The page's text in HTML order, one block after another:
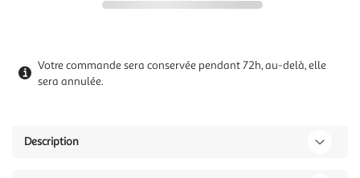
Votre commande sera conservée pendant 72h, au-delà, elle
sera annulée.
Description